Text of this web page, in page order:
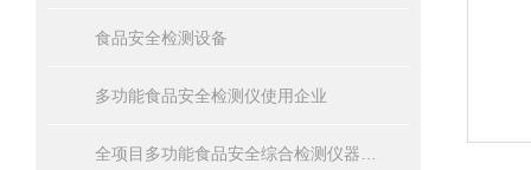
食品安全检测设备
多功能食品安全检测仪使用企业